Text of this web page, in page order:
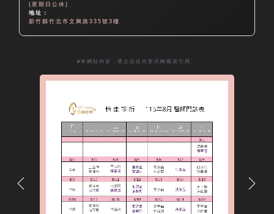
(星期日公休)
地址：
新竹縣竹北市文興路335號3樓
#本網站內容，禁止以任何形式轉載或引用。